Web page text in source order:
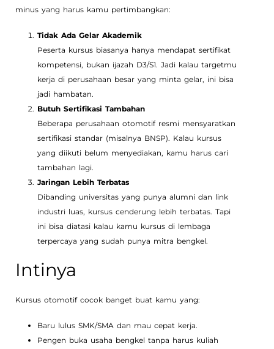
minus yang harus kamu pertimbangkan:
Tidak Ada Gelar Akademik
Peserta kursus biasanya hanya mendapat sertifikat
kompetensi, bukan ijazah D3/S1. Jadi kalau targetmu
kerja di perusahaan besar yang minta gelar, ini bisa
jadi hambatan.
Butuh Sertifikasi Tambahan
Beberapa perusahaan otomotif resmi mensyaratkan
sertifikasi standar (misalnya BNSP). Kalau kursus
yang diikuti belum menyediakan, kamu harus cari
tambahan lagi.
Jaringan Lebih Terbatas
Dibanding universitas yang punya alumni dan link
industri luas, kursus cenderung lebih terbatas. Tapi
ini bisa diatasi kalau kamu kursus di lembaga
terpercaya yang sudah punya mitra bengkel.
Intinya
Kursus otomotif cocok banget buat kamu yang:
Baru lulus SMK/SMA dan mau cepat kerja.
Pengen buka usaha bengkel tanpa harus kuliah